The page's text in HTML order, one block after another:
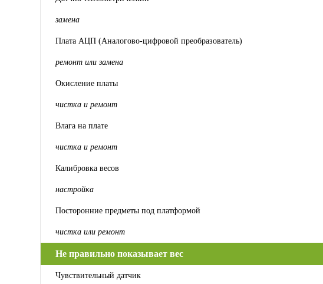
замена
Плата АЦП (Аналогово-цифровой преобразователь)
ремонт или замена
Окисление платы
чистка и ремонт
Влага на плате
чистка и ремонт
Калибровка весов
настройка
Посторонние предметы под платформой
чистка или ремонт
Не правильно показывает вес
Чувствительный датчик